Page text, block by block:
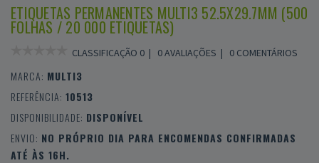
ETIQUETAS PERMANENTES MULTI3 52.5X29.7MM (500
FOLHAS / 20 000 ETIQUETAS)
CLASSIFICAÇÃO 0 | 0 AVALIAÇÕES | 0 COMENTÁRIOS
MARCA: MULTI3
REFERÊNCIA: 10513
DISPONIBILIDADE: DISPONÍVEL
ENVIO: NO PRÓPRIO DIA PARA ENCOMENDAS CONFIRMADAS
ATÉ ÀS 16H.